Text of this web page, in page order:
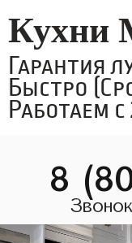
Кухни
Гарантия
Быстро
Работаем с
8